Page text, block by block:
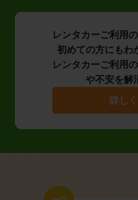
レンタカーご利用
初めての方にもわ
レンタカーご利用
や不安を解
詳し